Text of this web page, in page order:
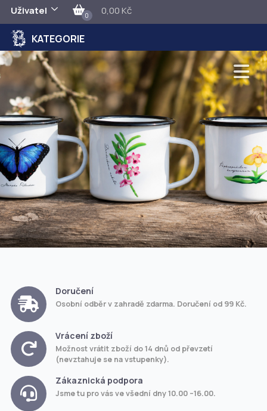
Uživatel 0 0,00 Kč
KATEGORIE
Doručení
Osobní odběr v zahradě zdarma. Doručení od 99 Kč.
Vrácení zboží
Možnost vrátit zboží do 14 dnů od převzetí
(nevztahuje se na vstupenky).
Zákaznická podpora
Jsme tu pro vás ve všední dny 10.00 –16.00.